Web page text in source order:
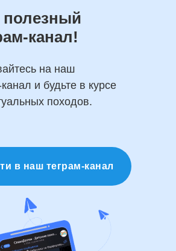
канал!
на наш
и будьте в курсе
походов.
в наш теграм-канал